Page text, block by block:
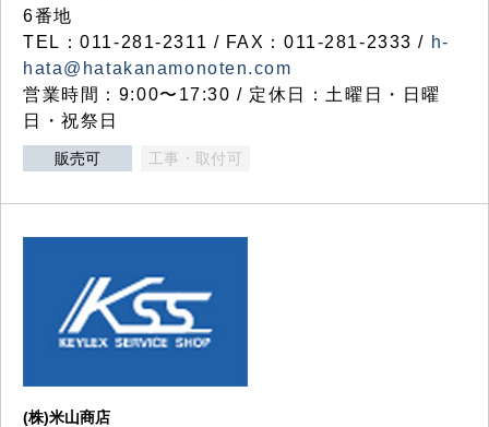
6番地
TEL：011-281-2311 / FAX：011-281-2333 / h-
hata@hatakanamonoten.com
営業時間：9:00〜17:30 / 定休日：土曜日・日曜
日・祝祭日
販売可 工事・取付可
(株)米山商店